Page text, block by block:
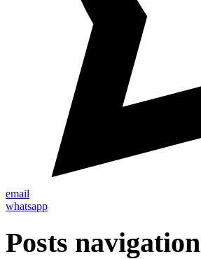
email
whatsapp
Posts navigation